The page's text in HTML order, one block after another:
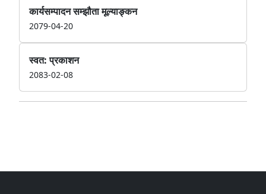
कार्यसम्पादन सम्झौता मूल्याङ्कन
2079-04-20
स्वत: प्रकाशन
2083-02-08